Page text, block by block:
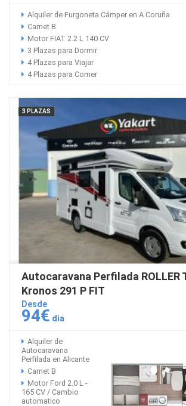
Alquiler de Furgoneta Cámper en A Coruña
Carnet B
Motor FIAT 2.2 L 140 CV
3 Plazas para Dormir
4 Plazas para Viajar
4 Plazas para Comer
3 PLAZAS
Autocaravana Perfilada ROLLER
Kronos 291 P FIT
Desde
94€ dia
Alquiler de
Autocaravana
Perfilada en Alicante
Carnet B
Motor Ford 2.0 L -
165 CV / Cambio
automatico